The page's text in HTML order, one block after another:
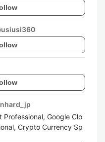
usiusi360
Professional, Google Clo
Crypto Currency Sp